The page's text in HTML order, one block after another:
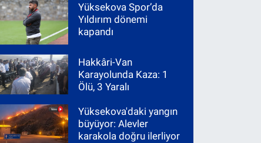
Yüksekova Spor’da
Yıldırım dönemi
kapandı
Hakkâri-Van
Karayolunda Kaza: 1
Ölü, 3 Yaralı
Yüksekova'daki yangın
büyüyor: Alevler
karakola doğru ilerliyor